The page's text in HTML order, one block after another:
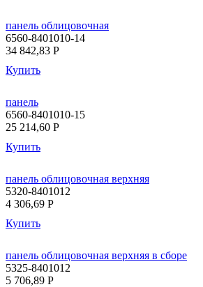
панель облицовочная
6560-8401010-14
34 842,83 P
Купить
панель
6560-8401010-15
25 214,60 P
Купить
панель облицовочная верхняя
5320-8401012
4 306,69 P
Купить
панель облицовочная верхняя в сборе
5325-8401012
5 706,89 P